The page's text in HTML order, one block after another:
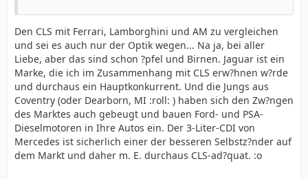
Den CLS mit Ferrari, Lamborghini und AM zu vergleichen
und sei es auch nur der Optik wegen... Na ja, bei aller
Liebe, aber das sind schon ?pfel und Birnen. Jaguar ist ein
Marke, die ich im Zusammenhang mit CLS erw?hnen w?rde
und durchaus ein Hauptkonkurrent. Und die Jungs aus
Coventry (oder Dearborn, MI :roll: ) haben sich den Zw?ngen
des Marktes auch gebeugt und bauen Ford- und PSA-
Dieselmotoren in Ihre Autos ein. Der 3-Liter-CDI von
Mercedes ist sicherlich einer der besseren Selbstz?nder auf
dem Markt und daher m. E. durchaus CLS-ad?quat. :o